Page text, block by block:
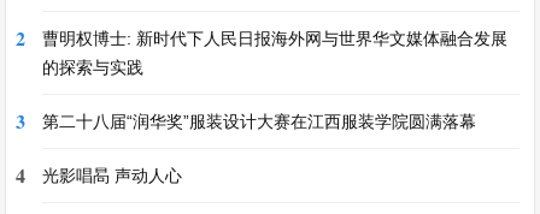
2
曹明权博士: 新时代下人民日报海外网与世界华文媒体融合发展
的探索与实践
3 第二十八届“润华奖”服装设计大赛在江西服装学院圆满落幕
4 光影唱晑 声动人心